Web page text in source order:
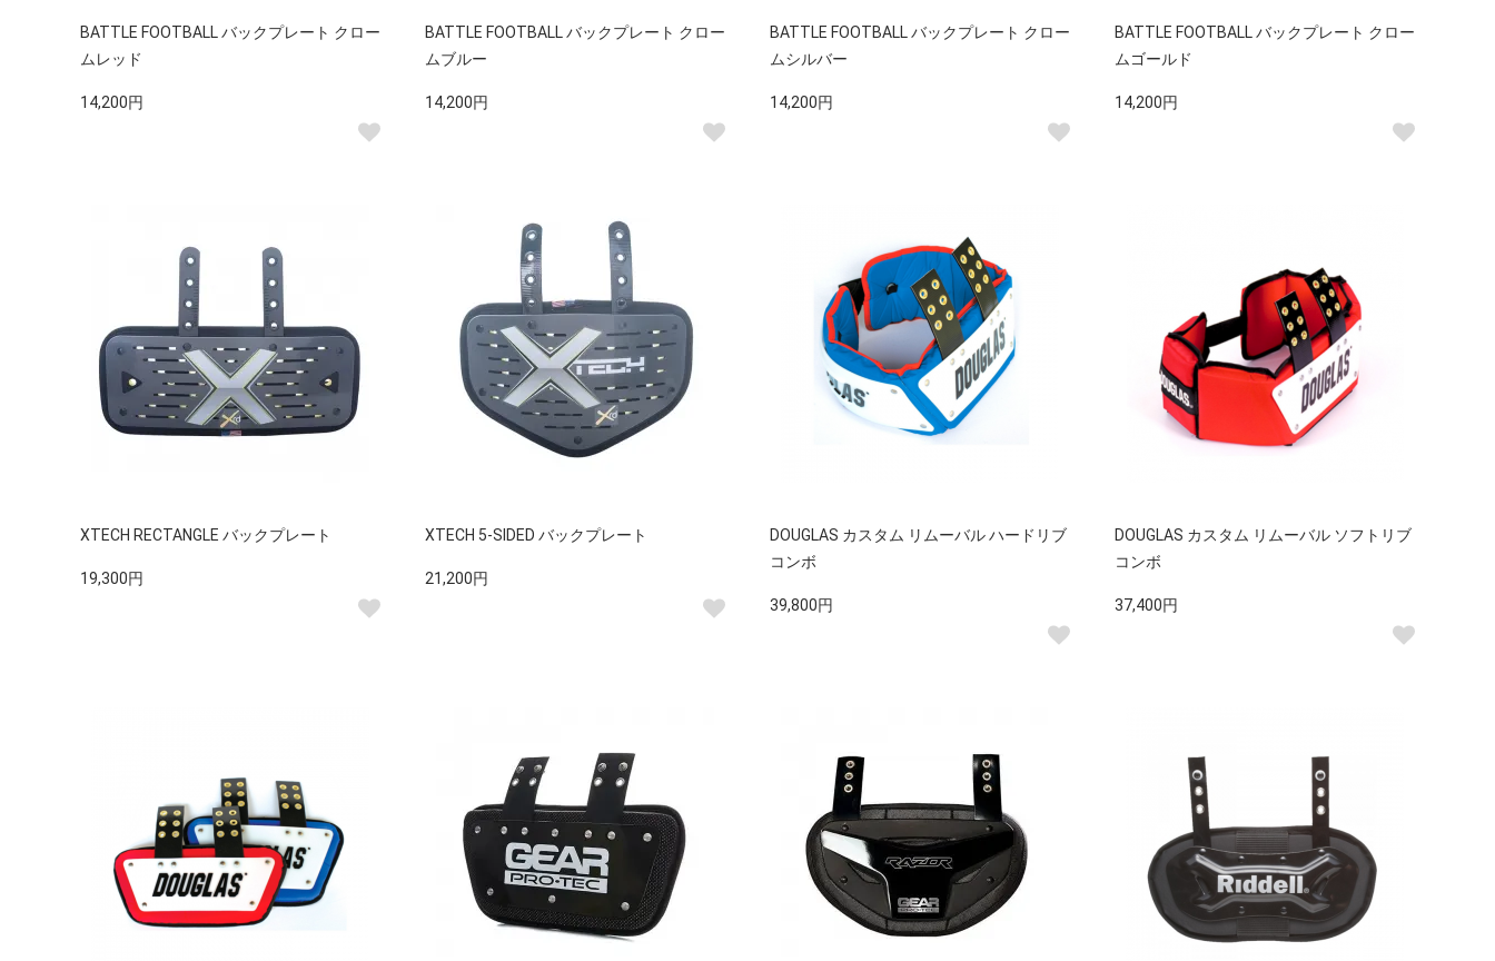
BATTLE FOOTBALL バックプレート クロー
ムレッド
14,200円
BATTLE FOOTBALL バックプレート クロー
ムブルー
14,200円
BATTLE FOOTBALL バックプレート クロー
ムシルバー
14,200円
BATTLE FOOTBALL バックプレート クロー
ムゴールド
14,200円
XTECH RECTANGLE バックプレート
19,300円
XTECH 5-SIDED バックプレート
21,200円
DOUGLAS カスタム リムーバル ハードリブ
コンボ
39,800円
DOUGLAS カスタム リムーバル ソフトリブ
コンボ
37,400円